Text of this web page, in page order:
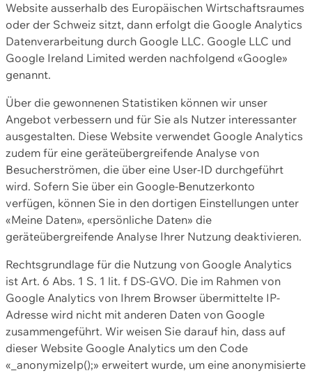
Website ausserhalb des Europäischen Wirtschaftsraumes
oder der Schweiz sitzt, dann erfolgt die Google Analytics
Datenverarbeitung durch Google LLC. Google LLC und
Google Ireland Limited werden nachfolgend «Google»
genannt.
Über die gewonnenen Statistiken können wir unser
Angebot verbessern und für Sie als Nutzer interessanter
ausgestalten. Diese Website verwendet Google Analytics
zudem für eine geräteübergreifende Analyse von
Besucherströmen, die über eine User-ID durchgeführt
wird. Sofern Sie über ein Google-Benutzerkonto
verfügen, können Sie in den dortigen Einstellungen unter
«Meine Daten», «persönliche Daten» die
geräteübergreifende Analyse Ihrer Nutzung deaktivieren.
Rechtsgrundlage für die Nutzung von Google Analytics
ist Art. 6 Abs. 1 S. 1 lit. f DS-GVO. Die im Rahmen von
Google Analytics von Ihrem Browser übermittelte IP-
Adresse wird nicht mit anderen Daten von Google
zusammengeführt. Wir weisen Sie darauf hin, dass auf
dieser Website Google Analytics um den Code
«_anonymizeIp();» erweitert wurde, um eine anonymisierte